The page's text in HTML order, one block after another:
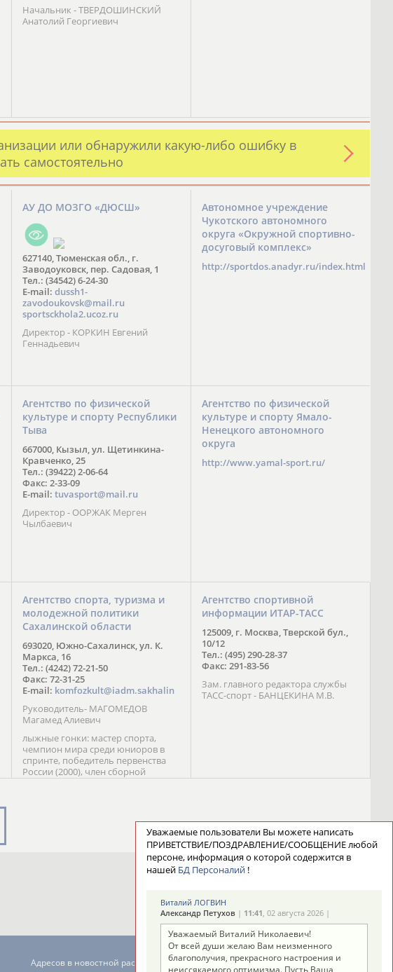
Начальник - ТВЕРДОШИНСКИЙ
Анатолий Георгиевич
или обнаружили какую-либо ошибку в
самостоятельно
АУ ДО МОЗГО «ДЮСШ»
627140, Тюменская обл., г.
Заводоуковск, пер. Садовая, 1
Тел.: (34542) 6-24-30
​E-mail: dussh1-
zavodoukovsk@mail.ru
sportsckhola2.ucoz.ru
Директор - КОРКИН Евгений
Геннадьевич
Автономное учреждение
Чукотского автономного
округа «Окружной спортивно-
досуговый комплекс»
http://sportdos.anadyr.ru/index.html
Агентство по физической
культуре и спорту Республики
Тыва
667000, Кызыл, ул. Щетинкина-
Кравченко, 25
Тел.: (39422) 2-06-64
Факс: 2-33-09
E-mail: tuvasport@mail.ru
Директор - ООРЖАК Мерген
Чылбаевич
Агентство по физической
культуре и спорту Ямало-
Ненецкого автономного
округа
http://www.yamal-sport.ru/
Агентство спорта, туризма и
молодежной политики
Сахалинской области
693020, Южно-Сахалинск, ул. К.
Маркса, 16
Тел.: (4242) 72-21-50
Факс: 72-31-25
E-mail: komfozkult@iadm.sakhalin
Руководитель- МАГОМЕДОВ
Магамед Алиевич
лыжные гонки: мастер спорта,
чемпион мира среди юниоров в
спринте, победитель первенства
России (2000), член сборной
команды России С. Новиков;
Кубка России (1999) В. Разницын;
первенств России (1999, 2000), член
юниорской сборной команды
Агентство спортивной
информации ИТАР-ТАСС
125009, г. Москва, Тверской бул.,
10/12
Тел.: (495) 290-28-37
Факс: 291-83-56
Зам. главного редактора службы
ТАСС-спорт - БАНЦЕКИНА М.В.
Адресов в новостной рассылке: 996
Уважаемые пользователи Вы можете написать
ПРИВЕТСТВИЕ/ПОЗДРАВЛЕНИЕ/СООБЩЕНИЕ любой
персоне, информация о которой содержится в
нашей БД Персоналий !
Виталий ЛОГВИН
Александр Петухов | 11:41, 02 августа 2026 |
Уважаемый Виталий Николаевич!
От всей души желаю Вам неизменного
благополучия, прекрасного настроения и
неиссякаемого оптимизма. Пусть Ваша